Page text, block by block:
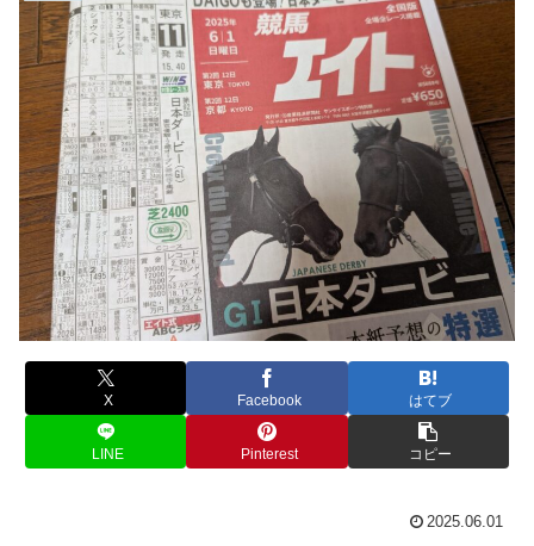
X Facebook はてブ
LINE Pinterest コピー
2025.06.01